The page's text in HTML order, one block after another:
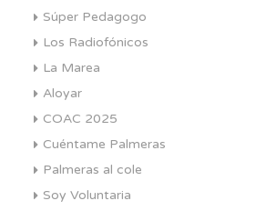
Súper Pedagogo
Los Radiofónicos
La Marea
Aloyar
COAC 2025
Cuéntame Palmeras
Palmeras al cole
Soy Voluntaria